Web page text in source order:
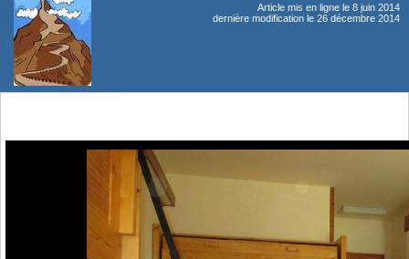
Article mis en ligne le 8 juin 2014
dernière modification le 26 décembre 2014